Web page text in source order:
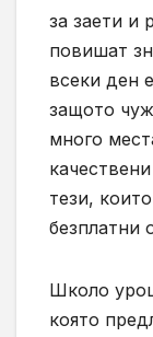
за заети и
повишат
всеки ден
защото
много
тези,
безплатни
Школо
която